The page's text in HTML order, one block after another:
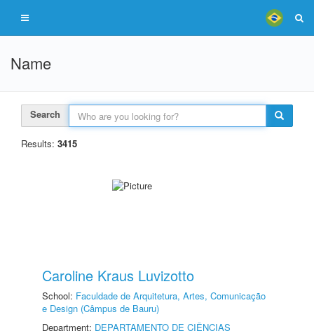
Name
Search
Results: 3415
Caroline Kraus Luvizotto
School: Faculdade de Arquitetura, Artes, Comunicação
e Design (Câmpus de Bauru)
Department: DEPARTAMENTO DE CIÊNCIAS